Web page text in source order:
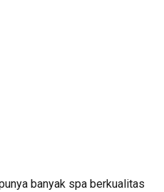
banyak spa berkualitas